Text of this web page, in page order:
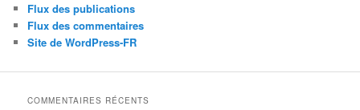
Flux des publications
Flux des commentaires
Site de WordPress-FR
COMMENTAIRES RÉCENTS